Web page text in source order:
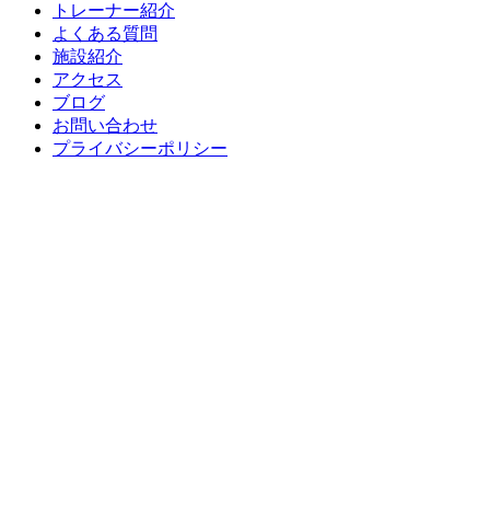
トレーナー紹介
よくある質問
施設紹介
アクセス
ブログ
お問い合わせ
プライバシーポリシー